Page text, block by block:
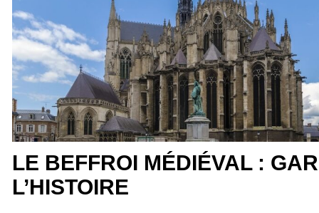
LE BEFFROI MÉDIÉVAL :
L’HISTOIRE